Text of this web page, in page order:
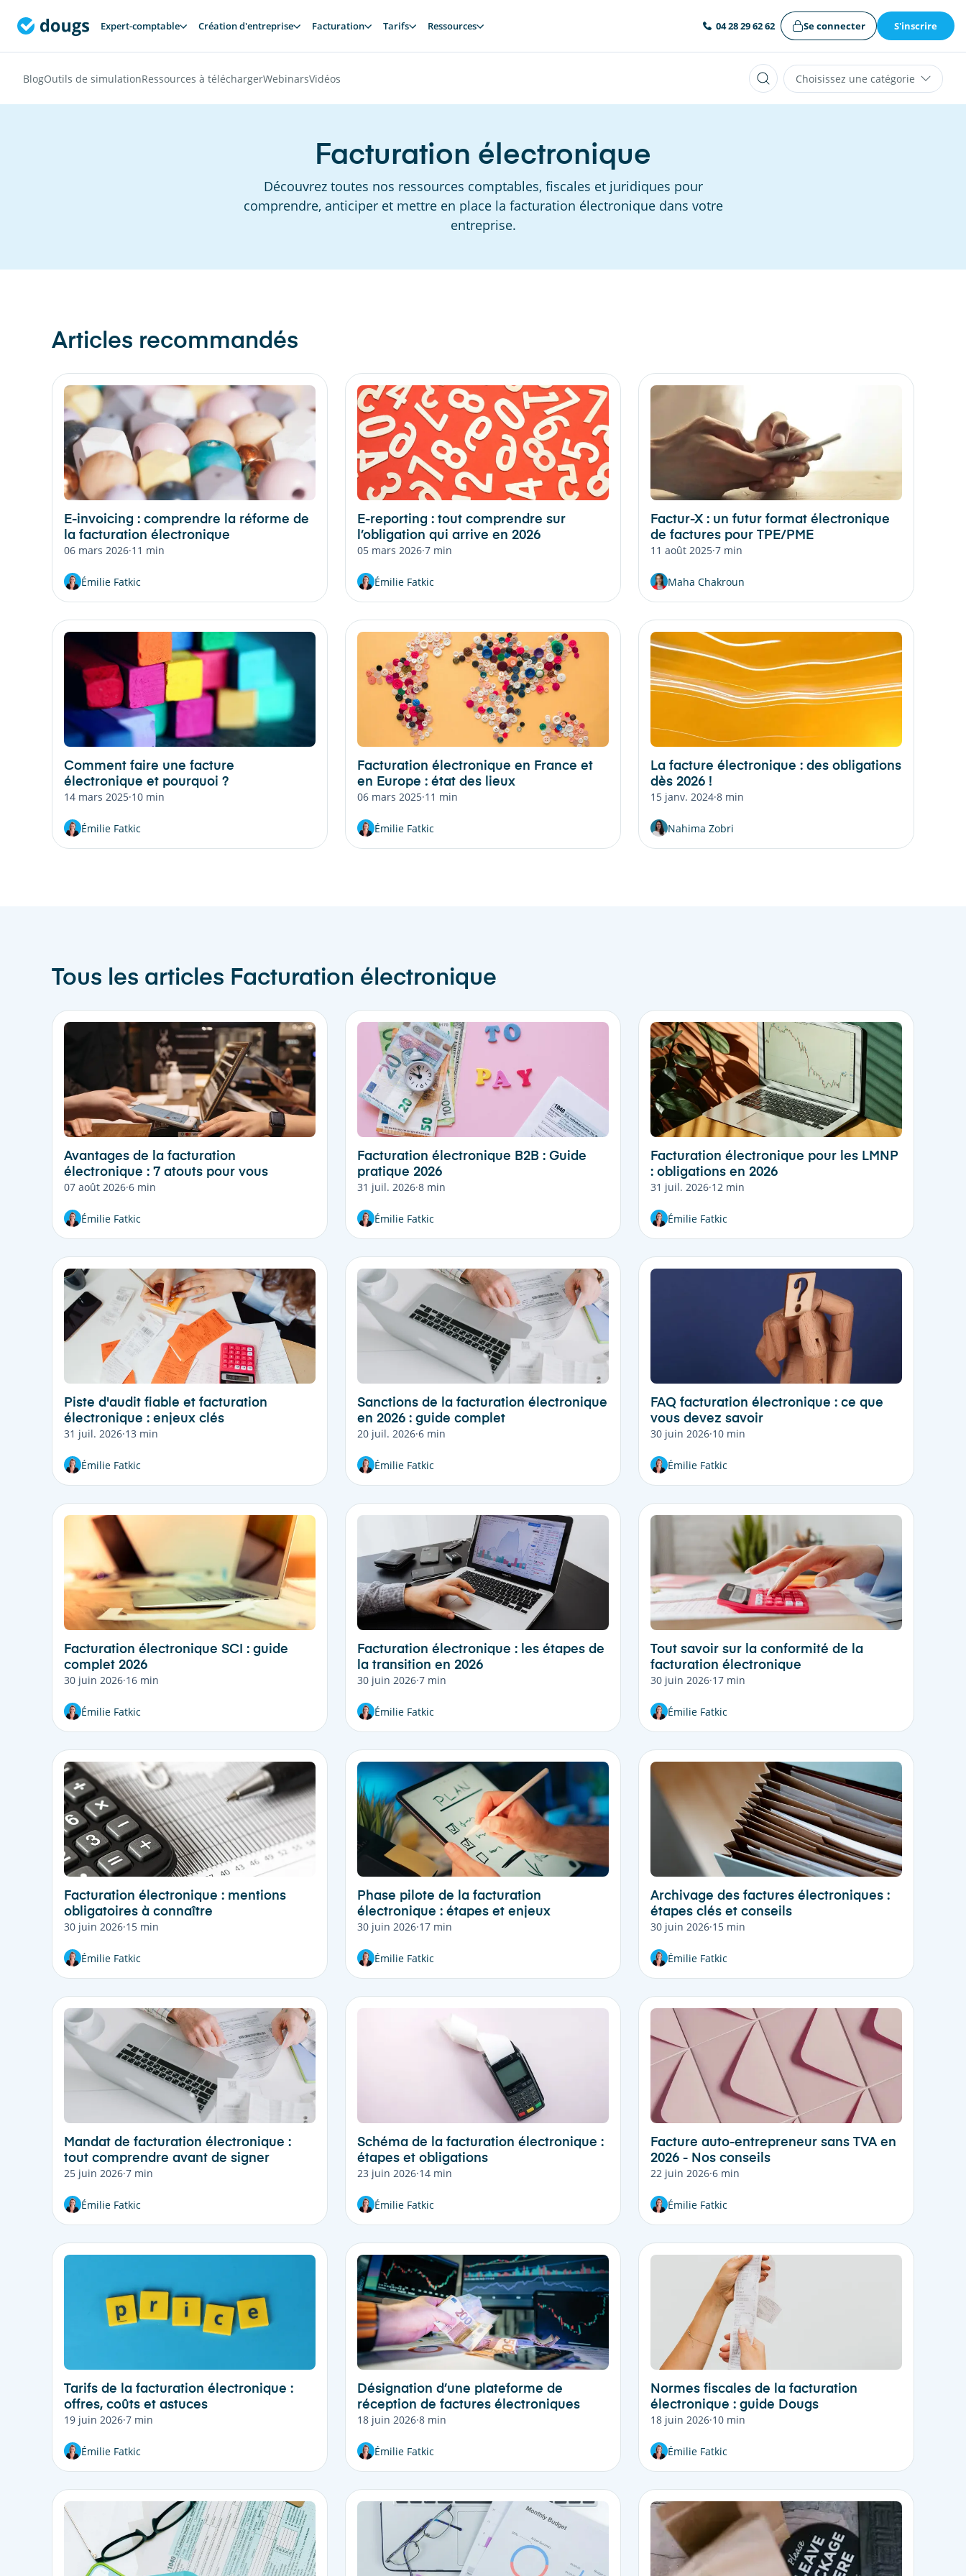
Expert-comptable Création d'entreprise Facturation Tarifs Ressources 04 28 29 62 62 Se connecter S'inscrire
BlogOutils de simulationRessources à téléchargerWebinarsVidéos Choisissez une catégorie
Facturation électronique
Découvrez toutes nos ressources comptables, fiscales et juridiques pour
comprendre, anticiper et mettre en place la facturation électronique dans votre
entreprise.
Articles recommandés
E-invoicing : comprendre la réforme de
la facturation électronique
06 mars 2026·11 min
Émilie Fatkic
E-reporting : tout comprendre sur
l’obligation qui arrive en 2026
05 mars 2026·7 min
Émilie Fatkic
Factur-X : un futur format électronique
de factures pour TPE/PME
11 août 2025·7 min
Maha Chakroun
Comment faire une facture
électronique et pourquoi ?
14 mars 2025·10 min
Émilie Fatkic
Facturation électronique en France et
en Europe : état des lieux
06 mars 2025·11 min
Émilie Fatkic
La facture électronique : des obligations
dès 2026 !
15 janv. 2024·8 min
Nahima Zobri
Tous les articles Facturation électronique
Avantages de la facturation
électronique : 7 atouts pour vous
07 août 2026·6 min
Émilie Fatkic
Facturation électronique B2B : Guide
pratique 2026
31 juil. 2026·8 min
Émilie Fatkic
Facturation électronique pour les LMNP
: obligations en 2026
31 juil. 2026·12 min
Émilie Fatkic
Piste d'audit fiable et facturation
électronique : enjeux clés
31 juil. 2026·13 min
Émilie Fatkic
Sanctions de la facturation électronique
en 2026 : guide complet
20 juil. 2026·6 min
Émilie Fatkic
FAQ facturation électronique : ce que
vous devez savoir
30 juin 2026·10 min
Émilie Fatkic
Facturation électronique SCI : guide
complet 2026
30 juin 2026·16 min
Émilie Fatkic
Facturation électronique : les étapes de
la transition en 2026
30 juin 2026·7 min
Émilie Fatkic
Tout savoir sur la conformité de la
facturation électronique
30 juin 2026·17 min
Émilie Fatkic
Facturation électronique : mentions
obligatoires à connaître
30 juin 2026·15 min
Émilie Fatkic
Phase pilote de la facturation
électronique : étapes et enjeux
30 juin 2026·17 min
Émilie Fatkic
Archivage des factures électroniques :
étapes clés et conseils
30 juin 2026·15 min
Émilie Fatkic
Mandat de facturation électronique :
tout comprendre avant de signer
25 juin 2026·7 min
Émilie Fatkic
Schéma de la facturation électronique :
étapes et obligations
23 juin 2026·14 min
Émilie Fatkic
Facture auto-entrepreneur sans TVA en
2026 - Nos conseils
22 juin 2026·6 min
Émilie Fatkic
Tarifs de la facturation électronique :
offres, coûts et astuces
19 juin 2026·7 min
Émilie Fatkic
Désignation d’une plateforme de
réception de factures électroniques
18 juin 2026·8 min
Émilie Fatkic
Normes fiscales de la facturation
électronique : guide Dougs
18 juin 2026·10 min
Émilie Fatkic